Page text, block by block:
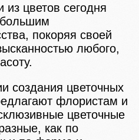
цветов сегодня
покоряя своей
любого,
создания цветочных
флористам и
цветочные
как по